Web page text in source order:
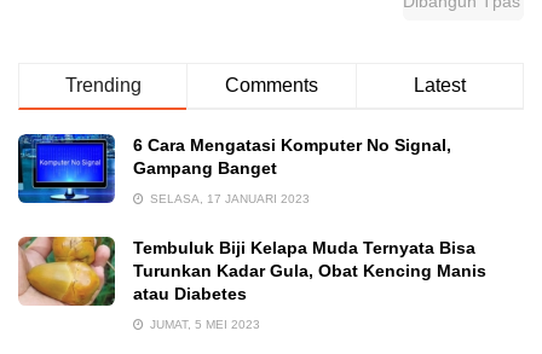
Trending Comments Latest
6 Cara Mengatasi Komputer No Signal,
Gampang Banget
SELASA, 17 JANUARI 2023
Tembuluk Biji Kelapa Muda Ternyata Bisa
Turunkan Kadar Gula, Obat Kencing Manis
atau Diabetes
JUMAT, 5 MEI 2023